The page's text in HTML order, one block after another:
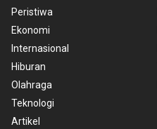
Peristiwa
Ekonomi
Internasional
Hiburan
Olahraga
Teknologi
Artikel